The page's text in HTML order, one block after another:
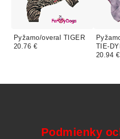
Pyžamo/overal TIGER
20.76 €
TIE-
20.94 €
Podmienky